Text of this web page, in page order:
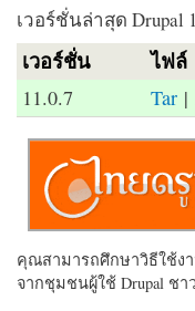
เวอร์ชั่นล่าสุด Drupal
เวอร์ชั่น ไฟล์
11.0.7 Tar |
คุณสามารถศึกษาวิธีใช้ง
จากชุมชนผู้ใช้ Drupal ชา